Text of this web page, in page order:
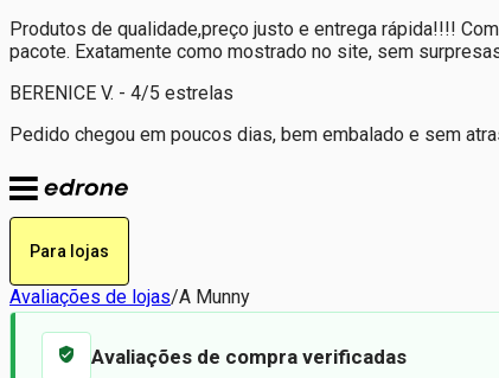
Produtos de qualidade,preço justo e entrega rápida!!!!
pacote. Exatamente como mostrado no site, sem
BERENICE V. - 4/5 estrelas
Pedido chegou em poucos dias, bem embalado e sem
Para lojas
Avaliações de lojas/A Munny
Avaliações de compra verificadas